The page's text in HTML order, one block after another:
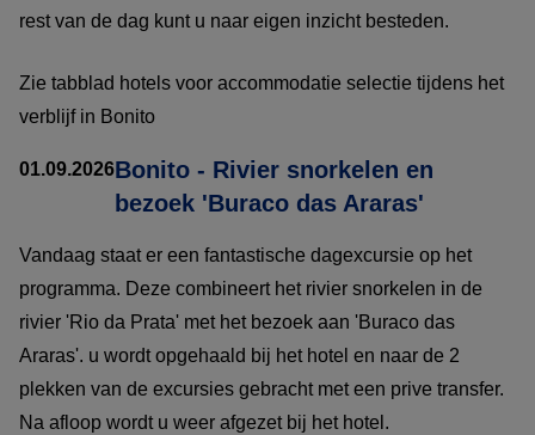
rest van de dag kunt u naar eigen inzicht besteden.
Zie tabblad hotels voor accommodatie selectie tijdens het
verblijf in Bonito
01.09.2026Bonito - Rivier snorkelen en
bezoek 'Buraco das Araras'
Vandaag staat er een fantastische dagexcursie op het
programma. Deze combineert het rivier snorkelen in de
rivier 'Rio da Prata' met het bezoek aan 'Buraco das
Araras'. u wordt opgehaald bij het hotel en naar de 2
plekken van de excursies gebracht met een prive transfer.
Na afloop wordt u weer afgezet bij het hotel.